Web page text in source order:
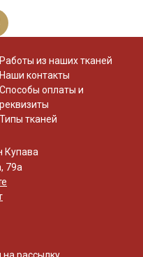
Работы из наших тканей
Наши контакты
Способы оплаты и
реквизиты
Типы тканей
Купава
79а
на рассылку